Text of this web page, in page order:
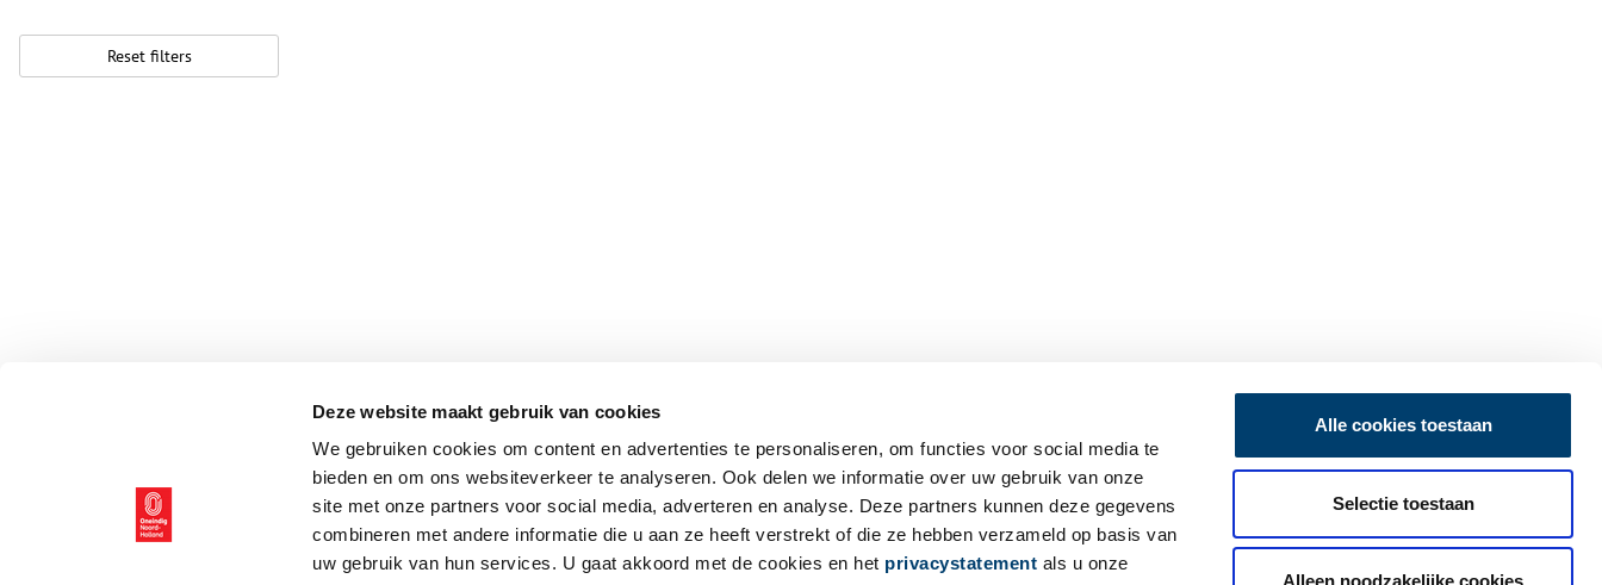
Deze website maakt gebruik van cookies
We gebruiken cookies om content en advertenties te personaliseren, om functies voor social media te
bieden en om ons websiteverkeer te analyseren. Ook delen we informatie over uw gebruik van onze
site met onze partners voor social media, adverteren en analyse. Deze partners kunnen deze gegevens
combineren met andere informatie die u aan ze heeft verstrekt of die ze hebben verzameld op basis van
uw gebruik van hun services. U gaat akkoord met de cookies en het privacystatement als u onze
Alle cookies toestaan
Selectie toestaan
Alleen noodzakelijke cookies
Reset filters